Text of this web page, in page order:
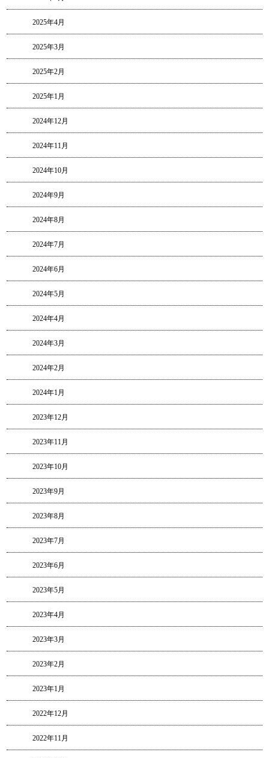
2025年4月
2025年3月
2025年2月
2025年1月
2024年12月
2024年11月
2024年10月
2024年9月
2024年8月
2024年7月
2024年6月
2024年5月
2024年4月
2024年3月
2024年2月
2024年1月
2023年12月
2023年11月
2023年10月
2023年9月
2023年8月
2023年7月
2023年6月
2023年5月
2023年4月
2023年3月
2023年2月
2023年1月
2022年12月
2022年11月